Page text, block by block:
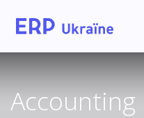
Accounting